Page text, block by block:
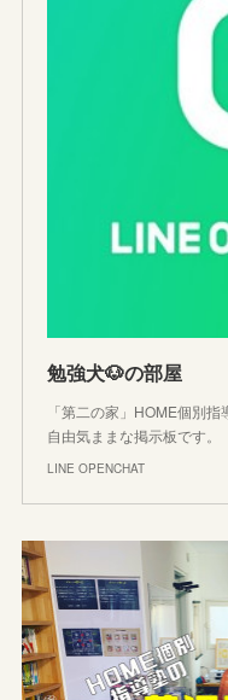
勉強犬🐶の部屋
「第二の家」HOME個別
自由気ままな掲示板です。
LINE OPENCHAT